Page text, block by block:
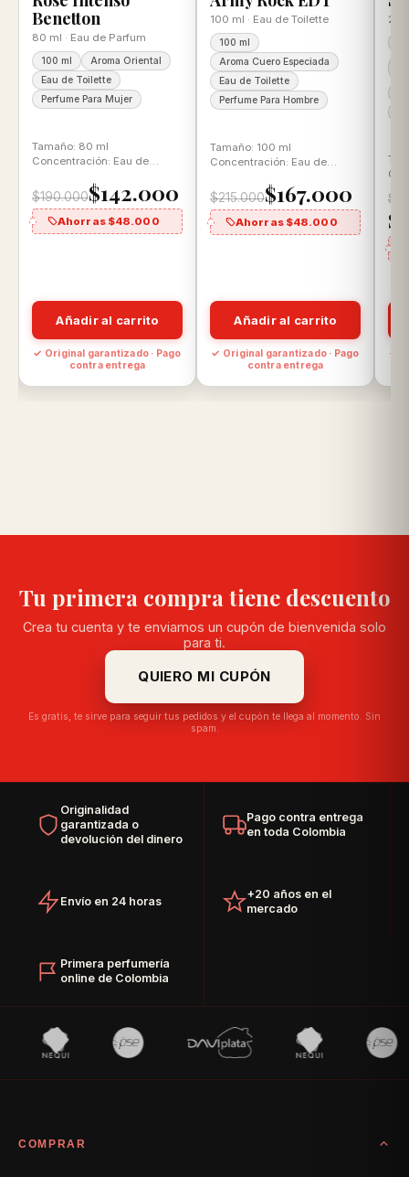
Benetton
80 ml · Eau de Parfum
100 ml
Aroma Oriental
Eau de Toilette
Perfume Para Mujer
Tamaño: 80 ml
Concentración: Eau de
Gourmand
$190.000$142.000
Ahorras $48.000
Añadir al carrito
✓ Original garantizado · Pago
contra entrega
100 ml · Eau de Toilette
100 ml
Aroma Cuero Especiada
Eau de Toilette
Perfume Para Hombre
Tamaño: 100 ml
Concentración: Eau de
Especiado
$215.000$167.000
Ahorras $48.000
Añadir al carrito
✓ Original garantizado · Pago
contra entrega
✓
Tu primera compra tiene descuento
Crea tu cuenta y te enviamos un cupón de bienvenida solo
para ti.
QUIERO MI CUPÓN
Es gratis, te sirve para seguir tus pedidos y el cupón te llega al momento. Sin
spam.
Originalidad
garantizada o
devolución del dinero
Pago contra entrega
en toda Colombia
Envío en 24 horas
+20 años en el
mercado
Primera perfumería
online de Colombia
COMPRAR